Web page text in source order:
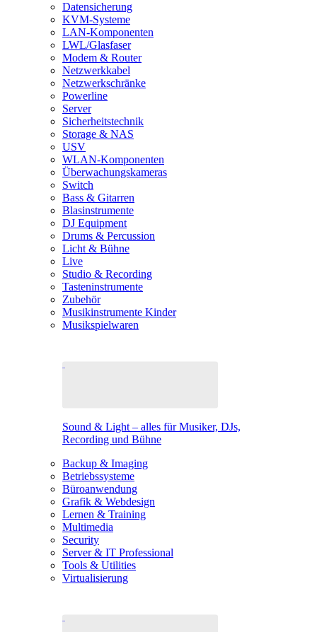
Datensicherung
KVM-Systeme
LAN-Komponenten
LWL/Glasfaser
Modem & Router
Netzwerkkabel
Netzwerkschränke
Powerline
Server
Sicherheitstechnik
Storage & NAS
USV
WLAN-Komponenten
Überwachungskameras
Switch
Bass & Gitarren
Blasinstrumente
DJ Equipment
Drums & Percussion
Licht & Bühne
Live
Studio & Recording
Tasteninstrumente
Zubehör
Musikinstrumente Kinder
Musikspielwaren
Sound & Light – alles für Musiker, DJs,
Recording und Bühne
Backup & Imaging
Betriebssysteme
Büroanwendung
Grafik & Webdesign
Lernen & Training
Multimedia
Security
Server & IT Professional
Tools & Utilities
Virtualisierung